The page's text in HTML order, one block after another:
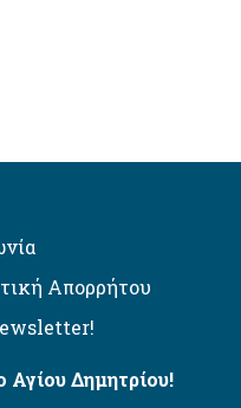
Απορρήτου
Αγίου Δημητρίου!